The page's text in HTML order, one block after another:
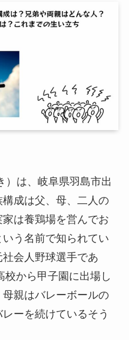
）は、岐阜県羽島市出
成は父、母、二人の
は養鶏場を営んでお
う名前で知られてい
会人野球選手であ
校から甲子園に出場し
親はバレーボールの
ーを続けているそう